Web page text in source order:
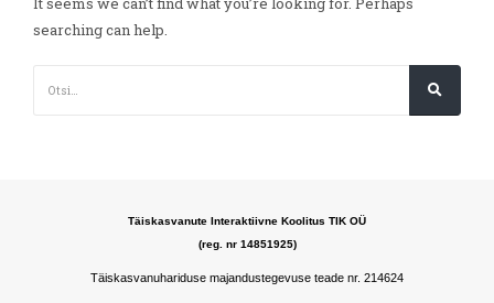
searching can help.
Täiskasvanute Interaktiivne Koolitus TIK OÜ
(reg. nr 14851925)
Täiskasvanuhariduse majandustegevuse teade nr. 214624